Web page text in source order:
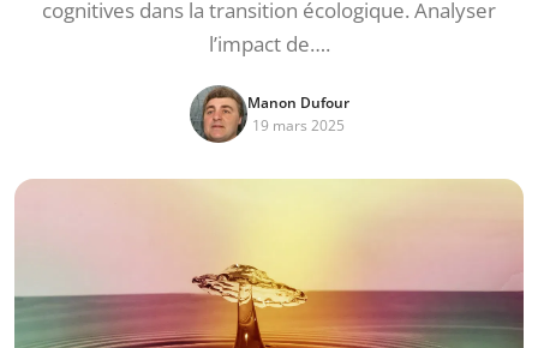
cognitives dans la transition écologique. Analyser
l’impact de….
Manon Dufour
19 mars 2025